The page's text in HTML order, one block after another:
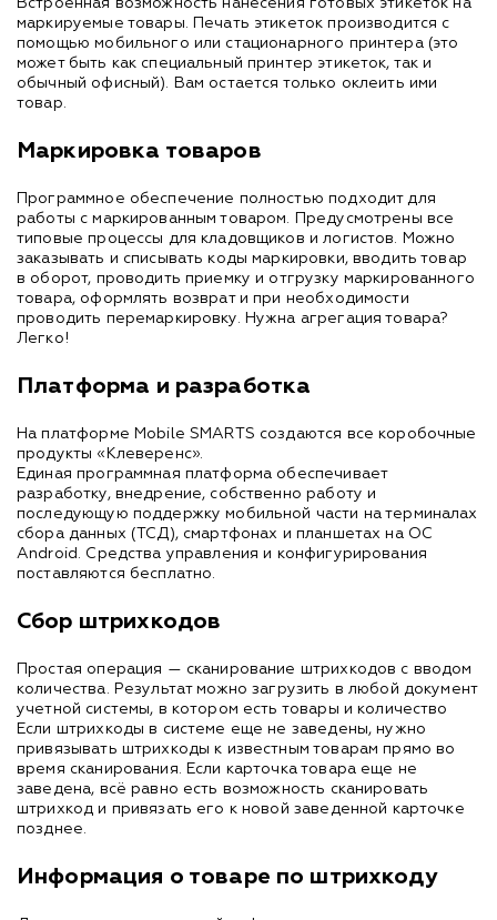
Встроенная возможность нанесения готовых этикеток на
маркируемые товары. Печать этикеток производится с
помощью мобильного или стационарного принтера (это
может быть как специальный принтер этикеток, так и
обычный офисный). Вам остается только оклеить ими
товар.
Маркировка товаров
Программное обеспечение полностью подходит для
работы с маркированным товаром. Предусмотрены все
типовые процессы для кладовщиков и логистов. Можно
заказывать и списывать коды маркировки, вводить товар
в оборот, проводить приемку и отгрузку маркированного
товара, оформлять возврат и при необходимости
проводить перемаркировку. Нужна агрегация товара?
Легко!
Платформа и разработка
На платформе Mobile SMARTS создаются все коробочные
продукты «Клеверенс».
Единая программная платформа обеспечивает
разработку, внедрение, собственно работу и
последующую поддержку мобильной части на терминалах
сбора данных (ТСД), смартфонах и планшетах на ОС
Android. Средства управления и конфигурирования
поставляются бесплатно.
Сбор штрихкодов
Простая операция — сканирование штрихкодов с вводом
количества. Результат можно загрузить в любой документ
учетной системы, в котором есть товары и количество
Если штрихкоды в системе еще не заведены, нужно
привязывать штрихкоды к известным товарам прямо во
время сканирования. Если карточка товара еще не
заведена, всё равно есть возможность сканировать
штрихкод и привязать его к новой заведенной карточке
позднее.
Информация о товаре по штрихкоду